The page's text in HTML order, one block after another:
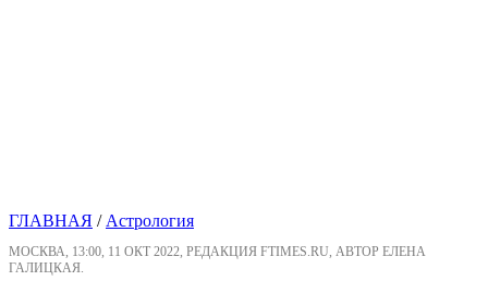
ГЛАВНАЯ /Астрология
МОСКВА, 13:00, 11 ОКТ 2022, РЕДАКЦИЯ FTIMES.RU, АВТОР ЕЛЕНА
ГАЛИЦКАЯ.